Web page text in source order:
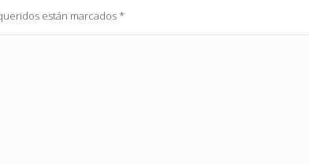
están marcados*